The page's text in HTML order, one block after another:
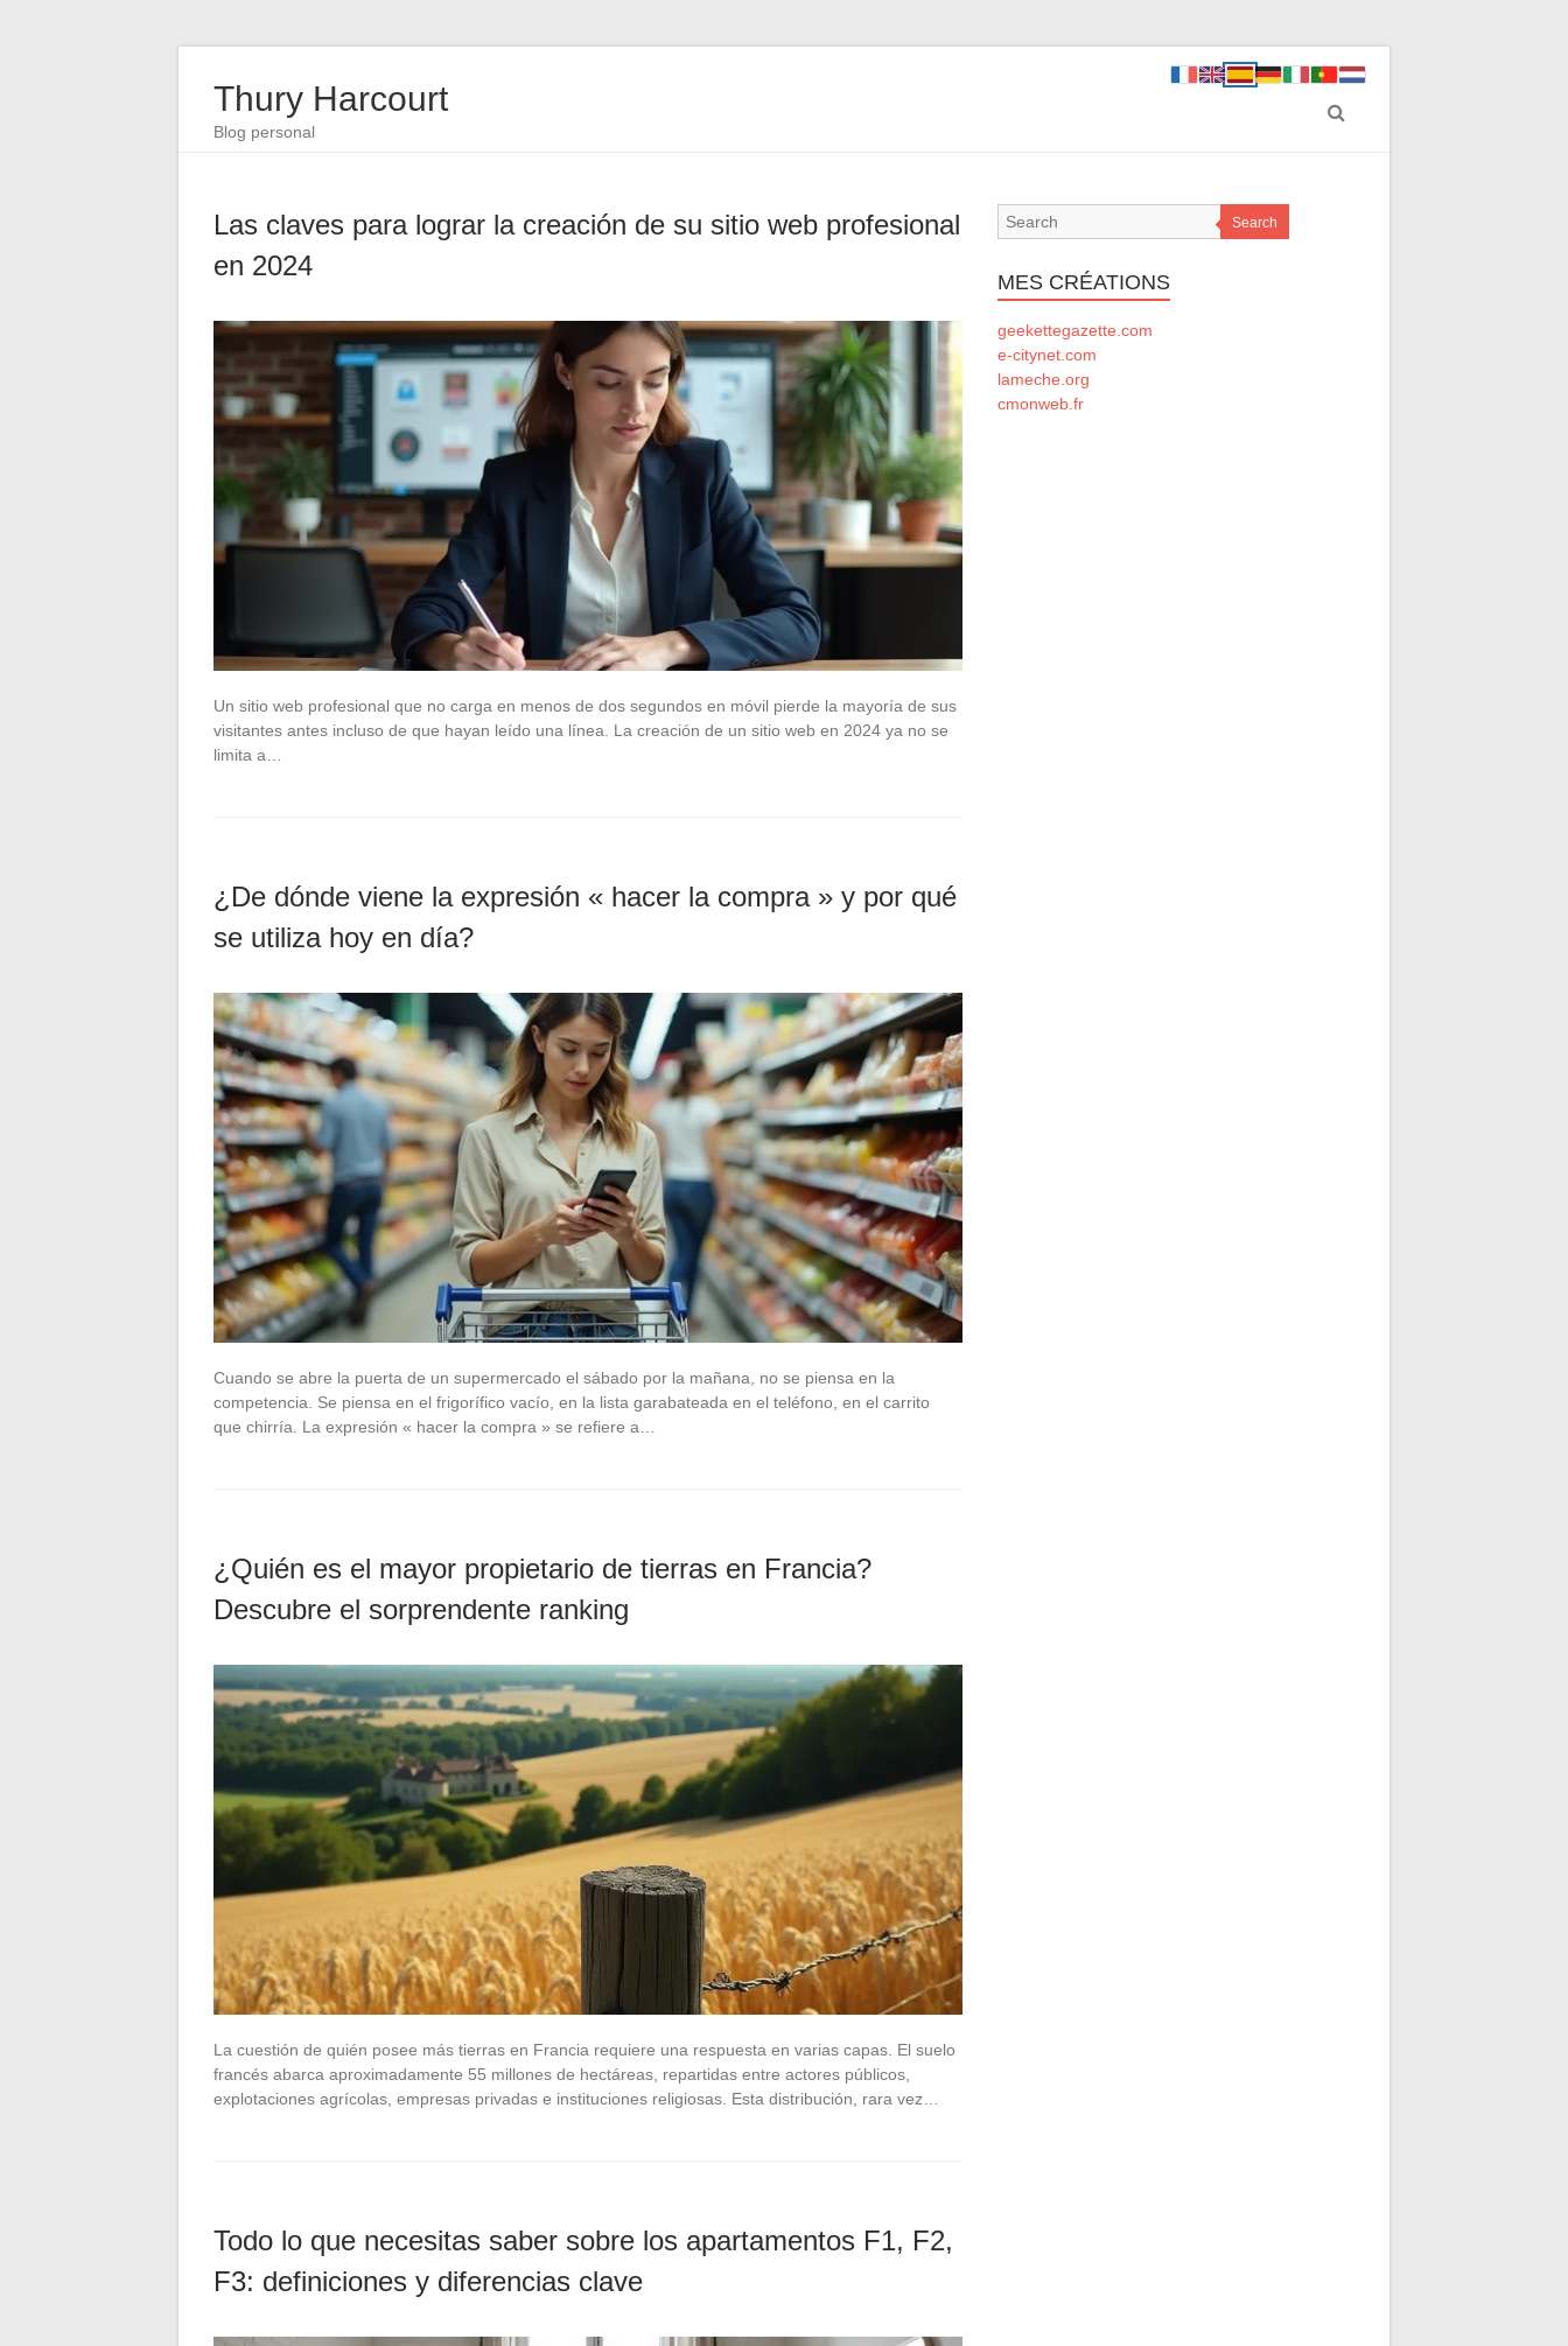
Thury Harcourt
Blog personal
Las claves para lograr la creación de su sitio web profesional
en 2024
Un sitio web profesional que no carga en menos de dos segundos en móvil pierde la mayoría de sus
visitantes antes incluso de que hayan leído una línea. La creación de un sitio web en 2024 ya no se
limita a…
¿De dónde viene la expresión « hacer la compra » y por qué
se utiliza hoy en día?
Cuando se abre la puerta de un supermercado el sábado por la mañana, no se piensa en la
competencia. Se piensa en el frigorífico vacío, en la lista garabateada en el teléfono, en el carrito
que chirría. La expresión « hacer la compra » se refiere a…
¿Quién es el mayor propietario de tierras en Francia?
Descubre el sorprendente ranking
La cuestión de quién posee más tierras en Francia requiere una respuesta en varias capas. El suelo
francés abarca aproximadamente 55 millones de hectáreas, repartidas entre actores públicos,
explotaciones agrícolas, empresas privadas e instituciones religiosas. Esta distribución, rara vez…
Todo lo que necesitas saber sobre los apartamentos F1, F2,
F3: definiciones y diferencias clave
Search
MES CRÉATIONS
geekettegazette.com
e-citynet.com
lameche.org
cmonweb.fr